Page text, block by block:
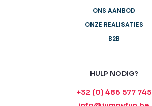
ONS AANBOD
ONZE REALISATIES
B2B
HULP NODIG?
+32 (0) 486 577 745